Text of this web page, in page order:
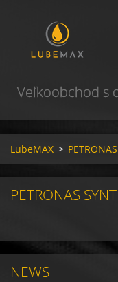
Veľkoobchod s
LubeMAX > PETRONAS
PETRONAS
NEWS